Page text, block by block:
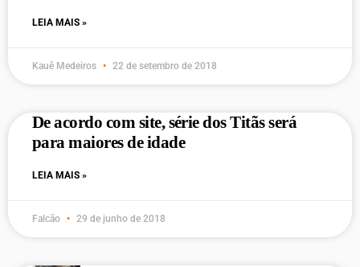
LEIA MAIS »
Kauê Medeiros 22 de setembro de 2018
De acordo com site, série dos Titãs será
para maiores de idade
LEIA MAIS »
Falcão 29 de junho de 2018